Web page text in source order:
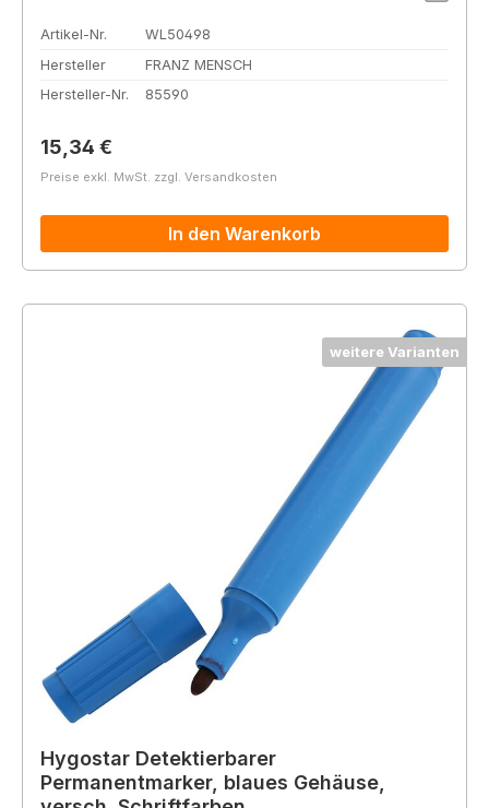
Artikel-Nr.
WL50498
Hersteller
FRANZ MENSCH
Hersteller-Nr.
85590
Regulärer Preis:
15,34 €
Preise exkl. MwSt. zzgl. Versandkosten
In den Warenkorb
weitere Varianten
Hygostar Detektierbarer
Permanentmarker, blaues Gehäuse,